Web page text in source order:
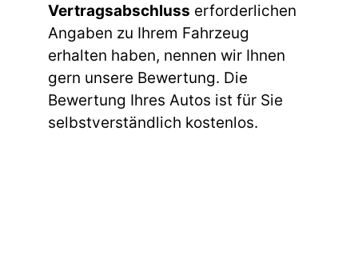
Vertragsabschluss erforderlichen
Angaben zu Ihrem Fahrzeug
erhalten haben, nennen wir Ihnen
gern unsere Bewertung. Die
Bewertung Ihres Autos ist für Sie
selbstverständlich kostenlos.